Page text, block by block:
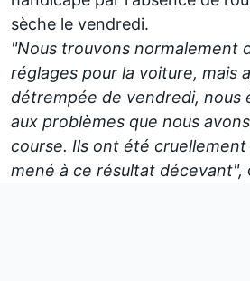
sèche le vendredi.
"Nous trouvons normalement
réglages pour la voiture, mais
détrempée de vendredi, nous
aux problèmes que nous
course. Ils ont été
mené à ce résultat décevant",